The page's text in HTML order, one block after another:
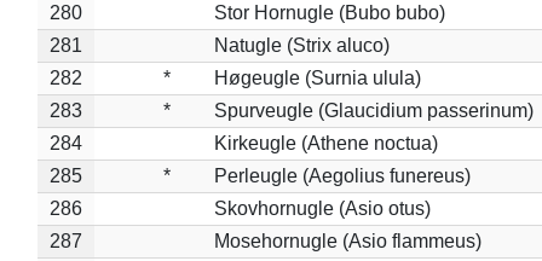
280
Stor Hornugle (Bubo bubo)
281
Natugle (Strix aluco)
282
*
Høgeugle (Surnia ulula)
283
*
Spurveugle (Glaucidium passerinum)
284
Kirkeugle (Athene noctua)
285
*
Perleugle (Aegolius funereus)
286
Skovhornugle (Asio otus)
287
Mosehornugle (Asio flammeus)